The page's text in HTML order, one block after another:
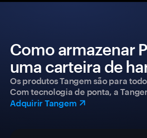
Como armazenar
uma carteira de
Os produtos Tangem são para
Com tecnologia de ponta, a
Adquirir Tangem